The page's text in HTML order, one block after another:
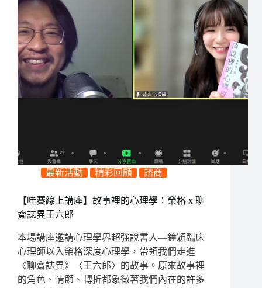
最新活動 精彩回顧 諮商
【哇賽線上講座】故事裡的心理學：榮格 x 聊
齋誌異王六郎
本場講座邀請心理學界超強說書人—鐘穎臨床
心理師以入榮格深度心理學，帶領我們走進
《聊齋誌異》〈王六郎〉的故事。原來故事裡
的角色、情節、轉折都象徵著我們內在的許多